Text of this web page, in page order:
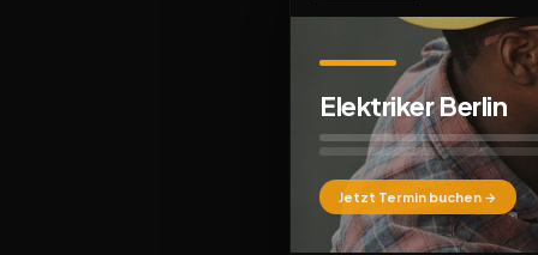
Elektriker Berlin
Jetzt Termin buchen →